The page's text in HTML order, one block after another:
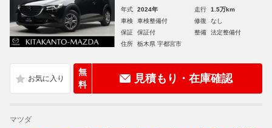
年式 2024年 走行
1.5万km
車検
車検整備付 修復
なし
保証
保証付 整備
法定整備付
住所
栃木県 宇都宮市
無
料
見積もり・在庫確認
マツダ